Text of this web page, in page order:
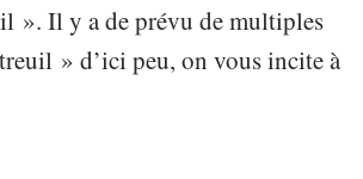
». Il y a de prévu de multiples
» d’ici peu, on vous incite à